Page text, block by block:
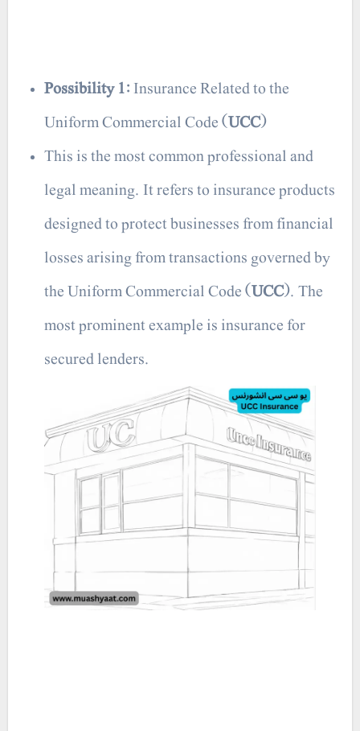
Possibility 1: Insurance Related to the
Uniform Commercial Code (UCC)
This is the most common professional and
legal meaning. It refers to insurance products
designed to protect businesses from financial
losses arising from transactions governed by
the Uniform Commercial Code (UCC). The
most prominent example is insurance for
secured lenders.